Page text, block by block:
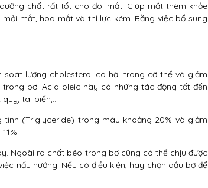
chất rất tốt cho đôi mắt. Giúp mắt thêm khỏe
mắt, hoa mắt và thị lực kém. Bằng việc bổ sung
lượng cholesterol có hại trong cơ thể và giảm
bơ. Acid oleic này có những tác động tốt đến
tai biến,…
(Triglyceride) trong máu khoảng 20% và giảm
Ngoài ra chất béo trong bơ cũng có thể chịu được
nấu nướng. Nếu có điều kiện, hãy chọn dầu bơ để